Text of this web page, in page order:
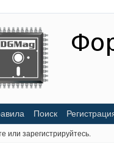
Поиск
или зарегистрируйтесь.